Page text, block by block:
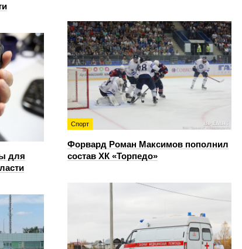
Спорт
Форвард Роман Максимов пополнил
состав ХК «Торпедо»
для